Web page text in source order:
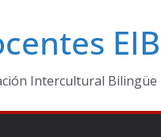
EIB
Intercultural Bilingüe